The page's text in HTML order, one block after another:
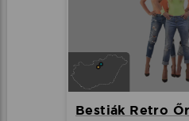
Bestiák Retro